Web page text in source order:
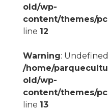
old/wp-
content/themes/
line 12
Warning:
/home/
old/wp-
content/themes/
line 13